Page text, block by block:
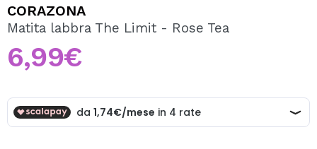
Creando un account su Maquibeauty.it potrai fare i tuoi
acquisti velocemente, controllare lo stato dei tuoi ordini e
consultare le tue operazioni precedenti.
CREARE UN ACCOUNT
CORAZONA
Matita labbra The Limit - Rose Tea
6,99€